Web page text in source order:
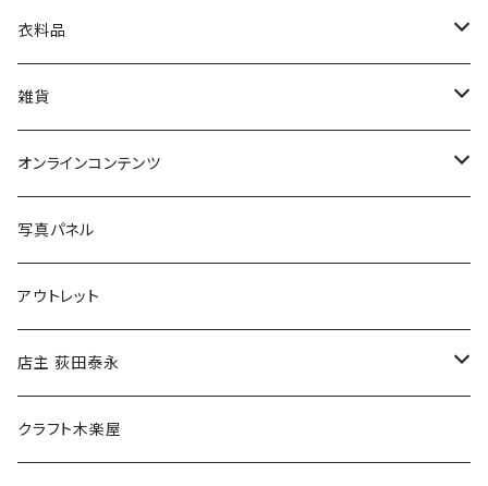
娯楽・エンターテインメント
古書セット
美術
衣料品
POLEWARDS
Tシャツ
雑貨
バッグ
ブックカバー
マグカップ
傘
食料品
オンラインコンテンツ
冒険クロストーク
写真パネル
アウトレット
店主 荻田泰永
書籍
クラフト木楽屋